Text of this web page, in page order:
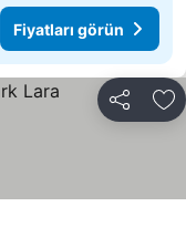
Fiyatları görün
Paylaş